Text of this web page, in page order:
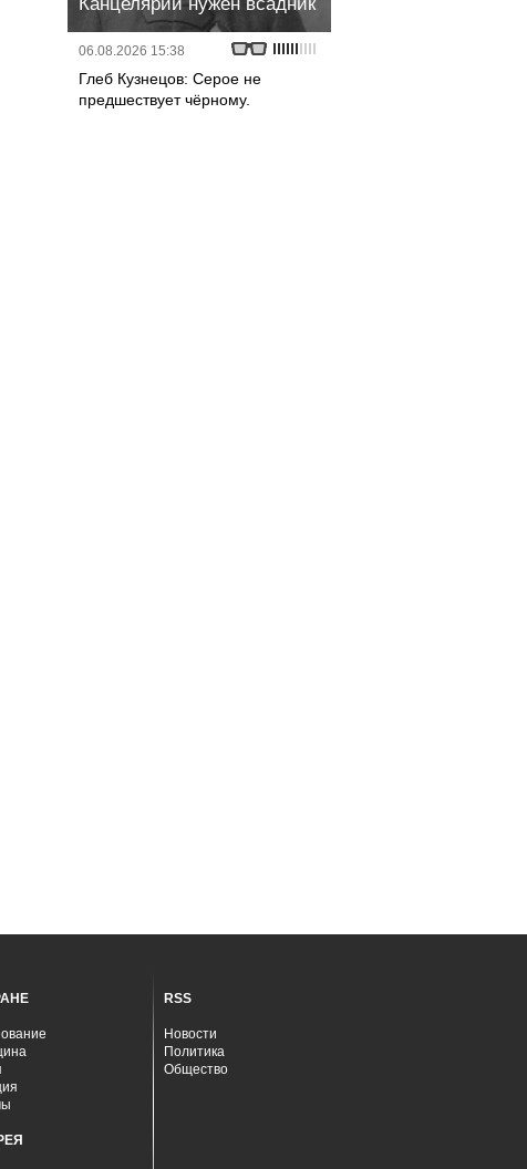
06.08.2026 15:38
Глеб Кузнецов: Серое не
предшествует чёрному.
RSS
Новости
Политика
Общество